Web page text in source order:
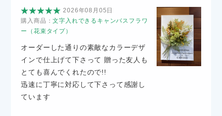
2026年08月05日
購入商品：文字入れできるキャンバスフラワ
ー（花束タイプ）
オーダーした通りの素敵なカラーデザ
インで仕上げて下さって 贈った友人も
とても喜んでくれたので!!
迅速に丁寧に対応して下さって感謝し
ています